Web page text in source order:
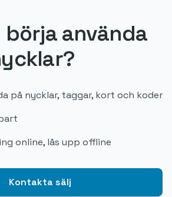
börja använda
på nycklar, taggar, kort och koder
online, lås upp offline
Kontakta sälj